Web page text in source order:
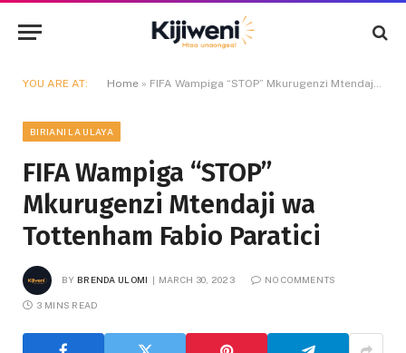
YOU ARE AT: Home » FIFA Wampiga “STOP” Mkurugenzi Mtendaji wa Tottenham Fabio Paratici
BIRIANI LA ULAYA
FIFA Wampiga “STOP”
Mkurugenzi Mtendaji wa
Tottenham Fabio Paratici
BY BRENDA ULOMI MARCH 30, 2023 NO COMMENTS
3 MINS READ